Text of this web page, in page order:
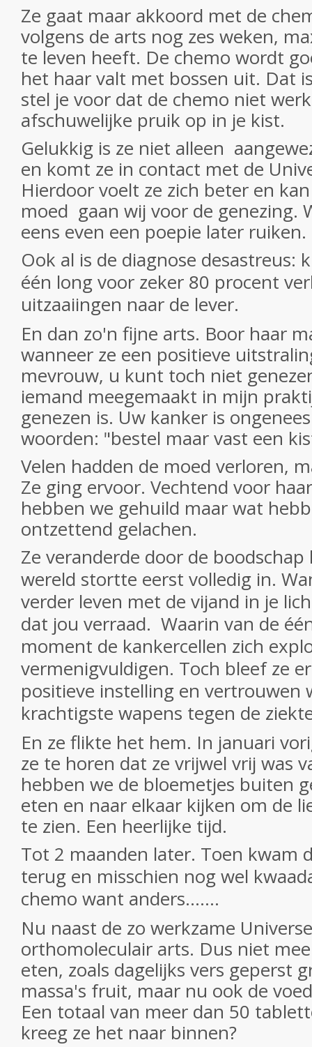
Ze gaat maar akkoord met de
volgens de arts nog zes weken,
te leven heeft. De chemo wordt
het haar valt met bossen uit. Dat
stel je voor dat de chemo niet
afschuwelijke pruik op in je kist.
Gelukkig is ze niet alleen
en komt ze in contact met de
Hierdoor voelt ze zich beter en
moed gaan wij voor de genezing.
eens even een poepie later ruiken.
Ook al is de diagnose desastreus:
één long voor zeker 80 procent
uitzaaiingen naar de lever.
En dan zo'n fijne arts. Boor haar
wanneer ze een positieve
mevrouw, u kunt toch niet
iemand meegemaakt in mijn
genezen is. Uw kanker is
woorden: "bestel maar vast een
Velen hadden de moed verloren,
Ze ging ervoor. Vechtend voor
hebben we gehuild maar wat
ontzettend gelachen.
Ze veranderde door de
wereld stortte eerst volledig in.
verder leven met de vijand in je
dat jou verraad. Waarin van de
moment de kankercellen zich
vermenigvuldigen. Toch bleef ze
positieve instelling en vertrouwen
krachtigste wapens tegen de
En ze flikte het hem. In januari
ze te horen dat ze vrijwel vrij was
hebben we de bloemetjes buiten
eten en naar elkaar kijken om de
te zien. Een heerlijke tijd.
Tot 2 maanden later. Toen kwam
terug en misschien nog wel
chemo want anders…….
Nu naast de zo werkzame
orthomoleculair arts. Dus niet
eten, zoals dagelijks vers geperst
massa's fruit, maar nu ook de
Een totaal van meer dan 50
kreeg ze het naar binnen?